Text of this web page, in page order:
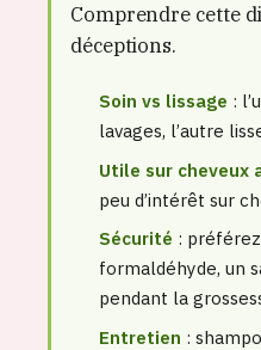
Comprendre cette
déceptions.
Soin vs lissage :
lavages, l’autre
Utile sur cheveux
peu d’intérêt sur
Sécurité :
formaldéhyde, un
pendant la
Entretien :